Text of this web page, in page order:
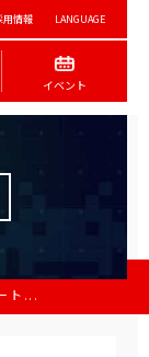
用情報 LANGUAGE
イベント
ト...